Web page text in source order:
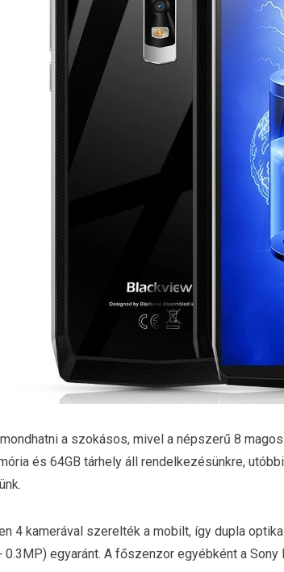
a szokásos, mivel a népszerű 8
és 64GB tárhely áll rendelkezésünkre,
4 kamerával szerelték a mobilt, így dupla
0.3MP) egyaránt. A főszenzor egyébként a Sony